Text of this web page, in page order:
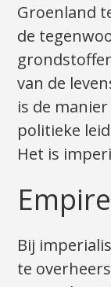
Groenland
de
van de
is de
politieke
Het is
Bij
te